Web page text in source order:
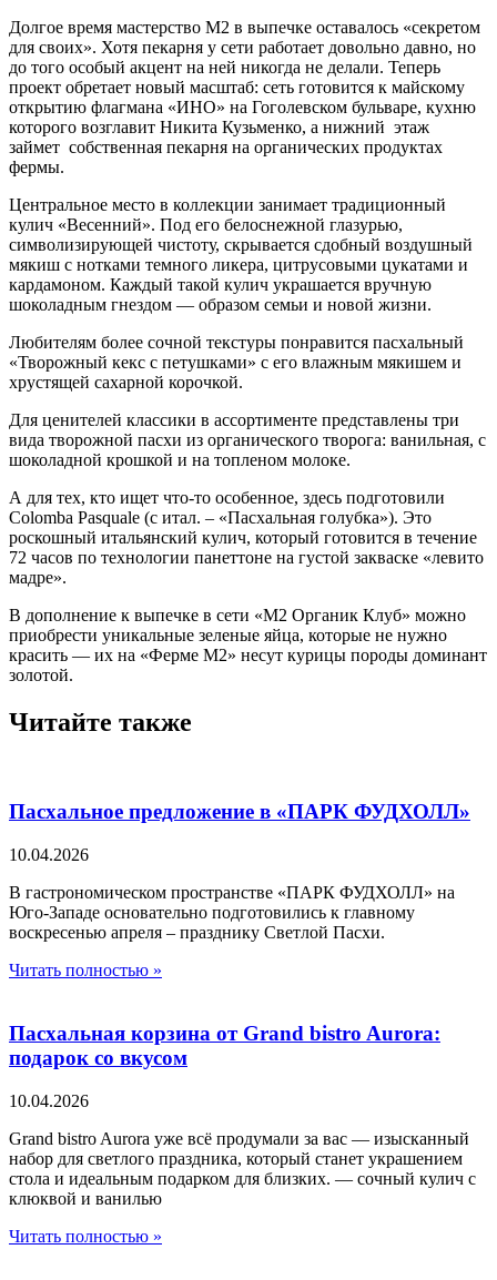
Долгое время мастерство М2 в выпечке оставалось «секретом
для своих». Хотя пекарня у сети работает довольно давно, но
до того особый акцент на ней никогда не делали. Теперь
проект обретает новый масштаб: сеть готовится к майскому
открытию флагмана «ИНО» на Гоголевском бульваре, кухню
которого возглавит Никита Кузьменко, а нижний этаж
займет собственная пекарня на органических продуктах
фермы.
Центральное место в коллекции занимает традиционный
кулич «Весенний». Под его белоснежной глазурью,
символизирующей чистоту, скрывается сдобный воздушный
мякиш с нотками темного ликера, цитрусовыми цукатами и
кардамоном. Каждый такой кулич украшается вручную
шоколадным гнездом — образом семьи и новой жизни.
Любителям более сочной текстуры понравится пасхальный
«Творожный кекс с петушками» с его влажным мякишем и
хрустящей сахарной корочкой.
Для ценителей классики в ассортименте представлены три
вида творожной пасхи из органического творога: ванильная, с
шоколадной крошкой и на топленом молоке.
А для тех, кто ищет что-то особенное, здесь подготовили
Colomba Pasquale (с итал. – «Пасхальная голубка»). Это
роскошный итальянский кулич, который готовится в течение
72 часов по технологии панеттоне на густой закваске «левито
мадре».
В дополнение к выпечке в сети «М2 Органик Клуб» можно
приобрести уникальные зеленые яйца, которые не нужно
красить — их на «Ферме М2» несут курицы породы доминант
золотой.
Читайте также
Пасхальное предложение в «ПАРК ФУДХОЛЛ»
10.04.2026
В гастрономическом пространстве «ПАРК ФУДХОЛЛ» на
Юго-Западе основательно подготовились к главному
воскресенью апреля – празднику Светлой Пасхи.
Читать полностью »
Пасхальная корзина от Grand bistro Aurora:
подарок со вкусом
10.04.2026
Grand bistro Aurora уже всё продумали за вас — изысканный
набор для светлого праздника, который станет украшением
стола и идеальным подарком для близких. — сочный кулич с
клюквой и ванилью
Читать полностью »